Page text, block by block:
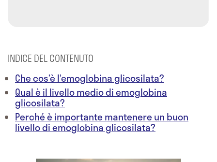
INDICE DEL CONTENUTO
Che cos’è l’emoglobina glicosilata?
Qual è il livello medio di emoglobina
glicosilata?
Perché è importante mantenere un buon
livello di emoglobina glicosilata?